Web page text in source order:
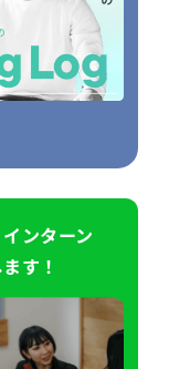
ンターン
す！